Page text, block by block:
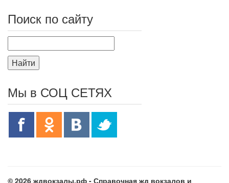
Поиск по сайту
Найти
Мы в СОЦ СЕТЯХ
© 2026 ждвокзалы.рф - Справочная жд вокзалов и